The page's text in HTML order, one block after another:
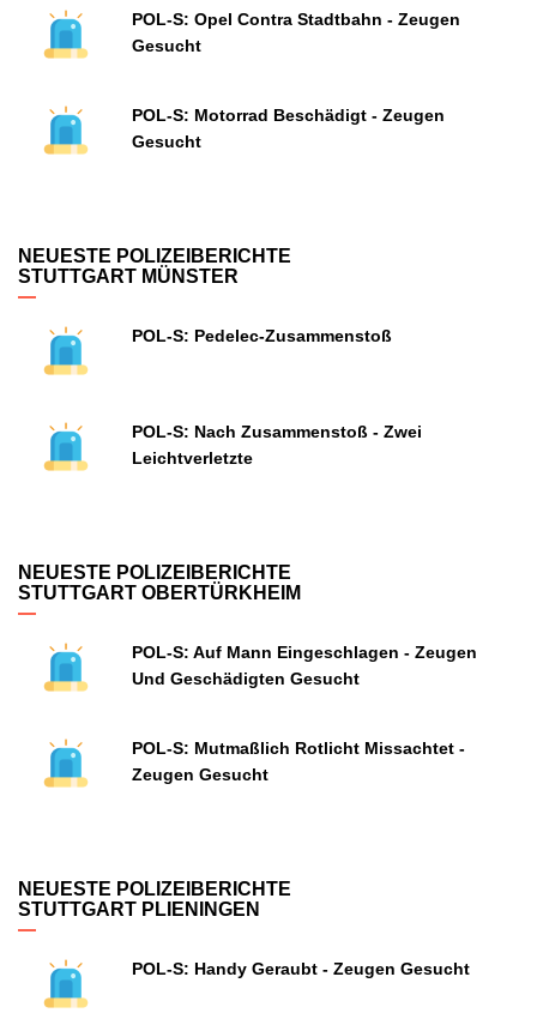
POL-S: Opel Contra Stadtbahn - Zeugen
Gesucht
POL-S: Motorrad Beschädigt - Zeugen
Gesucht
NEUESTE POLIZEIBERICHTE
STUTTGART MÜNSTER
POL-S: Pedelec-Zusammenstoß
POL-S: Nach Zusammenstoß - Zwei
Leichtverletzte
NEUESTE POLIZEIBERICHTE
STUTTGART OBERTÜRKHEIM
POL-S: Auf Mann Eingeschlagen - Zeugen
Und Geschädigten Gesucht
POL-S: Mutmaßlich Rotlicht Missachtet -
Zeugen Gesucht
NEUESTE POLIZEIBERICHTE
STUTTGART PLIENINGEN
POL-S: Handy Geraubt - Zeugen Gesucht